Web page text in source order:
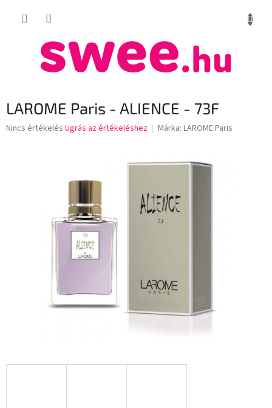
KOSÁR
LAROME Paris - ALIENCE - 73F
A
Nincs értékelés Ugrás az értékeléshez Márka: LAROME Paris